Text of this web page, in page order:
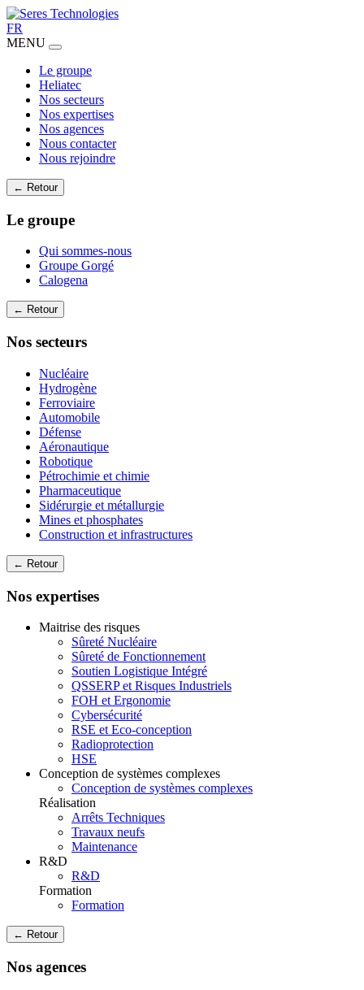
FR
MENU
Le groupe
Heliatec
Nos secteurs
Nos expertises
Nos agences
Nous contacter
Nous rejoindre
← Retour
Le groupe
Qui sommes-nous
Groupe Gorgé
Calogena
← Retour
Nos secteurs
Nucléaire
Hydrogène
Ferroviaire
Automobile
Défense
Aéronautique
Robotique
Pétrochimie et chimie
Pharmaceutique
Sidérurgie et métallurgie
Mines et phosphates
Construction et infrastructures
← Retour
Nos expertises
Maitrise des risques
Sûreté Nucléaire
Sûreté de Fonctionnement
Soutien Logistique Intégré
QSSERP et Risques Industriels
FOH et Ergonomie
Cybersécurité
RSE et Eco-conception
Radioprotection
HSE
Conception de systèmes complexes
Conception de systèmes complexes
Réalisation
Arrêts Techniques
Travaux neufs
Maintenance
R&D
R&D
Formation
Formation
← Retour
Nos agences